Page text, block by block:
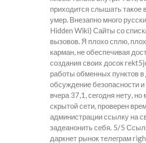
приходится слышать такое
умер. Внезапно много
Hidden Wiki) Сайты со
вызовов. Я плохо сплю,
карман, не обеспечивая
создания своих досок
работы обменных пунктов
обсуждение безопасности
вчера 37,1, сегодня нету,
скрытой сети, проверен
администрации ссылку на
задеанонить себя. 5/5
даркнет рынок телеграм